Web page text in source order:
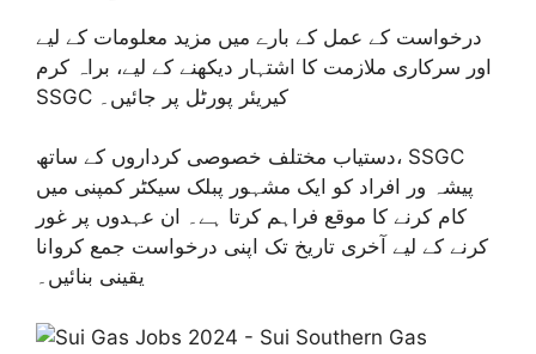
درخواست کے عمل کے بارے میں مزید معلومات کے لیے
اور سرکاری ملازمت کا اشتہار دیکھنے کے لیے، براہ کرم
SSGC کیریئر پورٹل پر جائیں۔
دستیاب مختلف خصوصی کرداروں کے ساتھ، SSGC
پیشہ ور افراد کو ایک مشہور پبلک سیکٹر کمپنی میں
کام کرنے کا موقع فراہم کرتا ہے۔ ان عہدوں پر غور
کرنے کے لیے آخری تاریخ تک اپنی درخواست جمع کروانا
یقینی بنائیں۔